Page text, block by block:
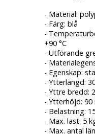
- Material:
- Färg: blå
-
+90 °C
- Utförande
-
- Egenskap:
- Ytterlängd:
- Yttre bredd:
- Ytterhöjd: 90
- Belastning:
- Max. last: 5
- Max. antal